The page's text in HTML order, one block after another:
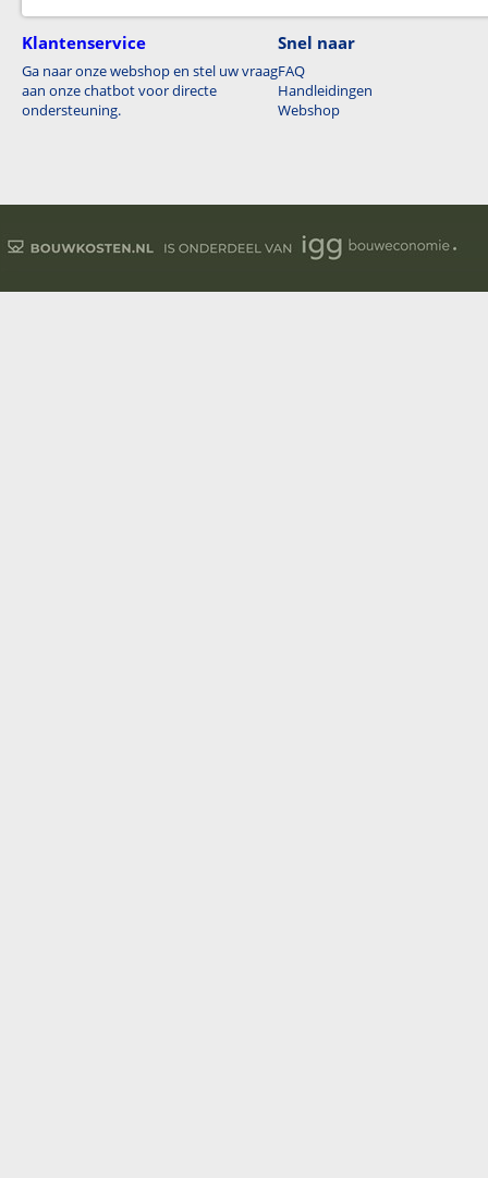
Klantenservice
Ga naar onze webshop en stel uw vraag
aan onze chatbot voor directe
ondersteuning.
Snel naar
FAQ
Handleidingen
Webshop